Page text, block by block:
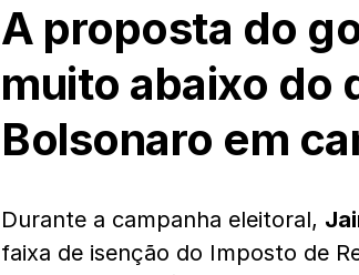
A proposta do
muito abaixo do
Bolsonaro em
Durante a campanha eleitoral,
faixa de isenção do Imposto de